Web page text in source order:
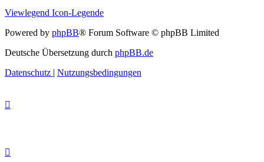
Viewlegend Icon-Legende
Powered by phpBB® Forum Software © phpBB Limited
Deutsche Übersetzung durch phpBB.de
Datenschutz | Nutzungsbedingungen